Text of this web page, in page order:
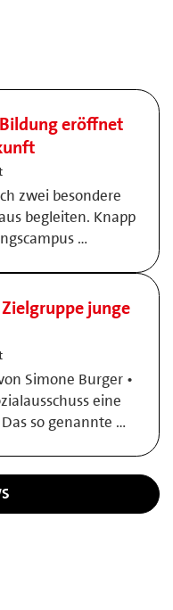
eröffnet
zwei besondere
begleiten. Knapp
…
junge
Simone Burger •
eine
so genannte …